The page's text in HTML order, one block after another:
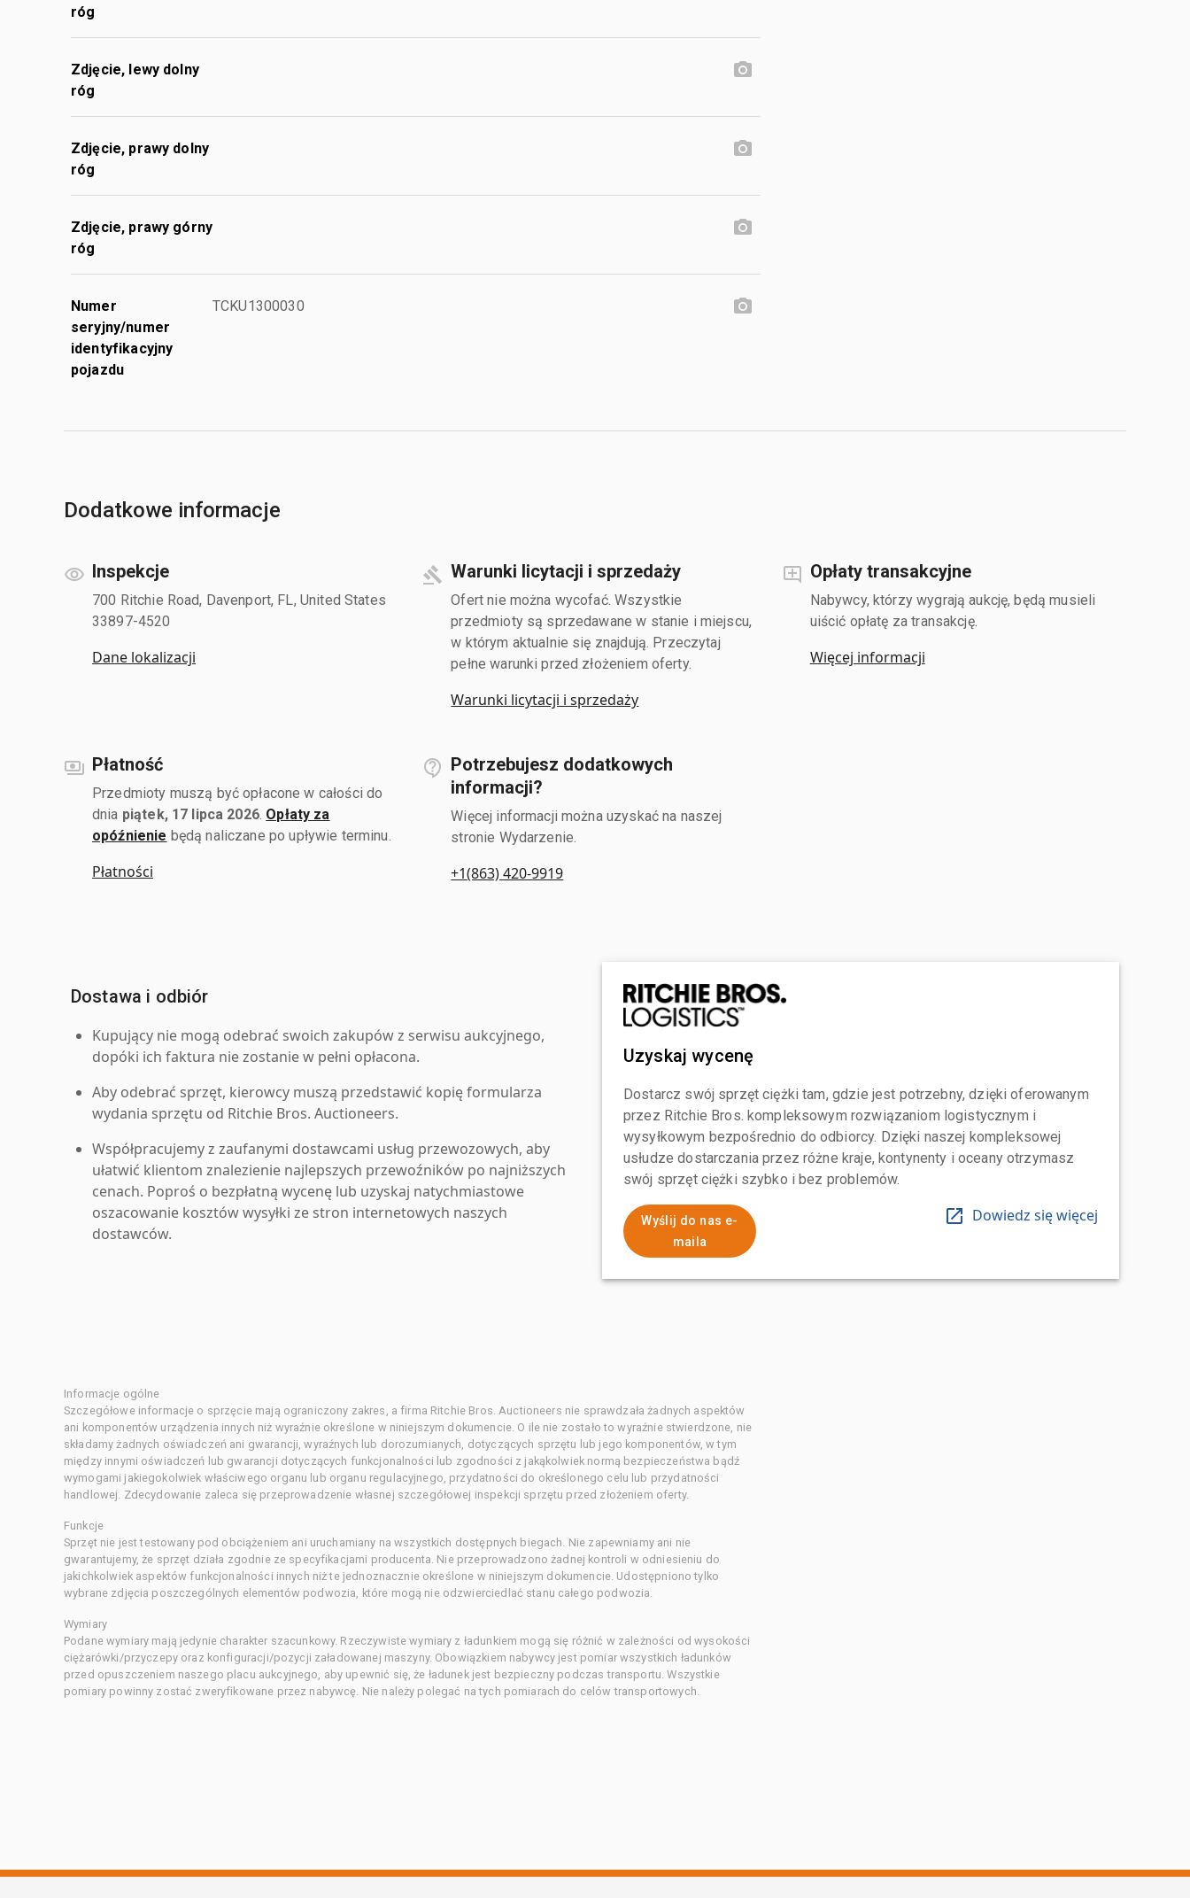
róg
Zdjęcie, lewy dolny
róg
Zdjęcie, prawy dolny
róg
Zdjęcie, prawy górny
róg
Numer
seryjny/numer
identyfikacyjny
pojazdu
TCKU1300030
Dodatkowe informacje
Inspekcje
700 Ritchie Road, Davenport, FL, United States
33897-4520
Dane lokalizacji
Warunki licytacji i sprzedaży
Ofert nie można wycofać. Wszystkie
przedmioty są sprzedawane w stanie i miejscu,
w którym aktualnie się znajdują. Przeczytaj
pełne warunki przed złożeniem oferty.
Warunki licytacji i sprzedaży
Opłaty transakcyjne
Nabywcy, którzy wygrają aukcję, będą musieli
uiścić opłatę za transakcję.
Więcej informacji
Płatność
Przedmioty muszą być opłacone w całości do
dnia piątek, 17 lipca 2026. Opłaty za
opóźnienie będą naliczane po upływie terminu.
Płatności
Potrzebujesz dodatkowych
informacji?
Więcej informacji można uzyskać na naszej
stronie Wydarzenie.
+1(863) 420-9919
Dostawa i odbiór
Kupujący nie mogą odebrać swoich zakupów z serwisu aukcyjnego,
dopóki ich faktura nie zostanie w pełni opłacona.
Aby odebrać sprzęt, kierowcy muszą przedstawić kopię formularza
wydania sprzętu od Ritchie Bros. Auctioneers.
Współpracujemy z zaufanymi dostawcami usług przewozowych, aby
ułatwić klientom znalezienie najlepszych przewoźników po najniższych
cenach. Poproś o bezpłatną wycenę lub uzyskaj natychmiastowe
oszacowanie kosztów wysyłki ze stron internetowych naszych
dostawców.
Uzyskaj wycenę
Dostarcz swój sprzęt ciężki tam, gdzie jest potrzebny, dzięki oferowanym
przez Ritchie Bros. kompleksowym rozwiązaniom logistycznym i
wysyłkowym bezpośrednio do odbiorcy. Dzięki naszej kompleksowej
usłudze dostarczania przez różne kraje, kontynenty i oceany otrzymasz
swój sprzęt ciężki szybko i bez problemów.
Wyślij do nas e-
maila
Dowiedz się więcej
Informacje ogólne
Szczegółowe informacje o sprzęcie mają ograniczony zakres, a firma Ritchie Bros. Auctioneers nie sprawdzała żadnych aspektów
ani komponentów urządzenia innych niż wyraźnie określone w niniejszym dokumencie. O ile nie zostało to wyraźnie stwierdzone, nie
składamy żadnych oświadczeń ani gwarancji, wyraźnych lub dorozumianych, dotyczących sprzętu lub jego komponentów, w tym
między innymi oświadczeń lub gwarancji dotyczących funkcjonalności lub zgodności z jakąkolwiek normą bezpieczeństwa bądź
wymogami jakiegokolwiek właściwego organu lub organu regulacyjnego, przydatności do określonego celu lub przydatności
handlowej. Zdecydowanie zaleca się przeprowadzenie własnej szczegółowej inspekcji sprzętu przed złożeniem oferty.
Funkcje
Sprzęt nie jest testowany pod obciążeniem ani uruchamiany na wszystkich dostępnych biegach. Nie zapewniamy ani nie
gwarantujemy, że sprzęt działa zgodnie ze specyfikacjami producenta. Nie przeprowadzono żadnej kontroli w odniesieniu do
jakichkolwiek aspektów funkcjonalności innych niż te jednoznacznie określone w niniejszym dokumencie. Udostępniono tylko
wybrane zdjęcia poszczególnych elementów podwozia, które mogą nie odzwierciedlać stanu całego podwozia.
Wymiary
Podane wymiary mają jedynie charakter szacunkowy. Rzeczywiste wymiary z ładunkiem mogą się różnić w zależności od wysokości
ciężarówki/przyczepy oraz konfiguracji/pozycji załadowanej maszyny. Obowiązkiem nabywcy jest pomiar wszystkich ładunków
przed opuszczeniem naszego placu aukcyjnego, aby upewnić się, że ładunek jest bezpieczny podczas transportu. Wszystkie
pomiary powinny zostać zweryfikowane przez nabywcę. Nie należy polegać na tych pomiarach do celów transportowych.